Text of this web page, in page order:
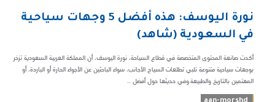
نورة اليوسف: هذه أفضل 5 وجهات سياحية
في السعودية (شاهد)
أكدت صانعة المحتوى المتخصصة في قطاع السياحة، نورة اليوسف، أن المملكة العربية السعودية تزخر
بوجهات سياحية متنوعة تلبي تطلعات السياح الأجانب، سواء الباحثين عن الأجواء الحارة أو الباردة، أو
المهتمين بالتاريخ والطبيعة.​وفي حديثها حول أفضل ...